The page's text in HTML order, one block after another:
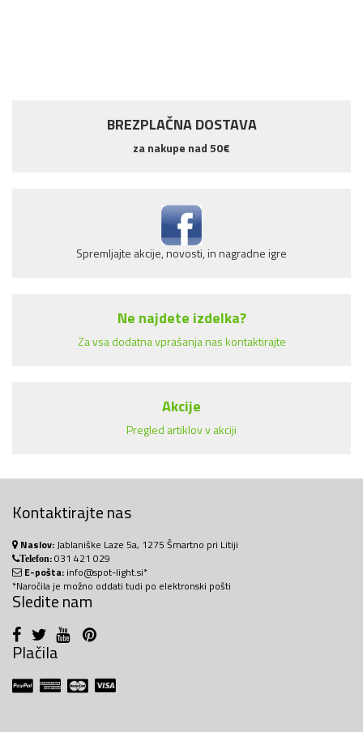
BREZPLAČNA DOSTAVA
za nakupe nad 50€
Spremljajte akcije, novosti, in nagradne igre
Ne najdete izdelka?
Za vsa dodatna vprašanja nas kontaktirajte
Akcije
Pregled artiklov v akciji
Kontaktirajte nas
Naslov:Jablaniške Laze 5a, 1275 Šmartno pri Litiji
Telefon:031 421 029
E-pošta: info@spot-light.si*
*Naročila je možno oddati tudi po elektronski pošti
Sledite nam
Plačila